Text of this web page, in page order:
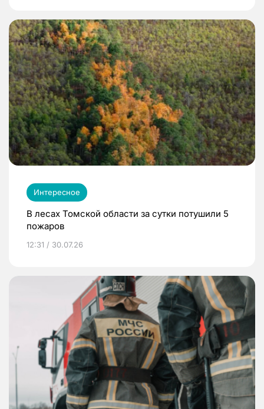
Интересное
В лесах Томской области за сутки потушили 5
пожаров
12:31 / 30.07.26